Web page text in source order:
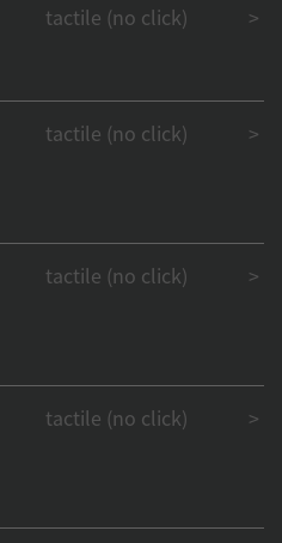
tactile (no click) >
tactile (no click) >
tactile (no click) >
tactile (no click) >